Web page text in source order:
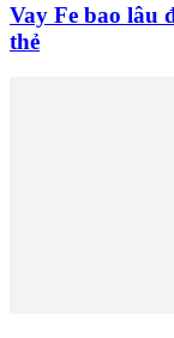
Vay Fe bao lâu
thẻ